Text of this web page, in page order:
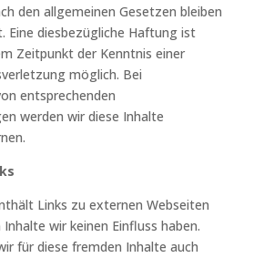
den allgemeinen Gesetzen bleiben
Eine diesbezügliche Haftung ist
Zeitpunkt der Kenntnis einer
möglich. Bei
entsprechenden
werden wir diese Inhalte
Links zu externen Webseiten
wir keinen Einfluss haben.
für diese fremden Inhalte auch